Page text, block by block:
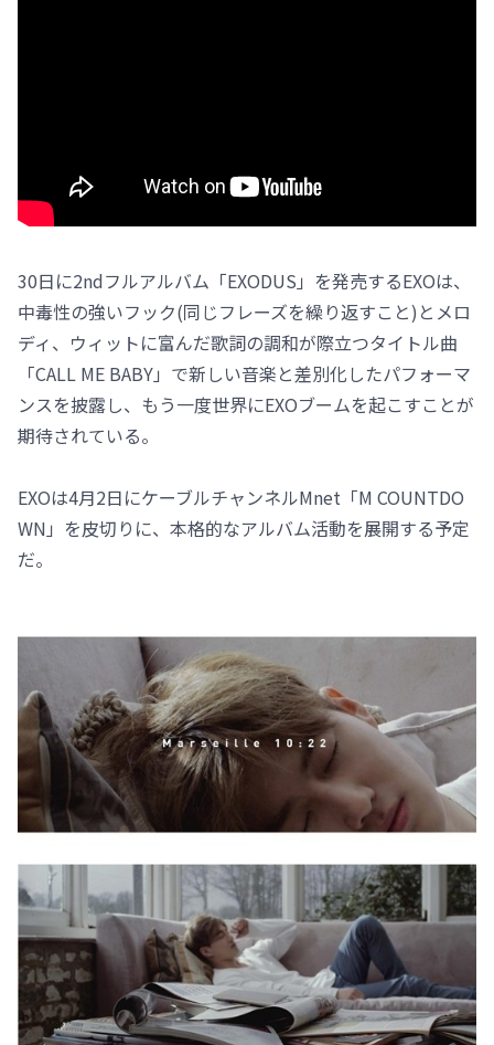
30日に2ndフルアルバム「EXODUS」を発売するEXOは、
中毒性の強いフック(同じフレーズを繰り返すこと)とメロ
ディ、ウィットに富んだ歌詞の調和が際立つタイトル曲
「CALL ME BABY」で新しい音楽と差別化したパフォーマ
ンスを披露し、もう一度世界にEXOブームを起こすことが
期待されている。
EXOは4月2日にケーブルチャンネルMnet「M COUNTDO
WN」を皮切りに、本格的なアルバム活動を展開する予定
だ。